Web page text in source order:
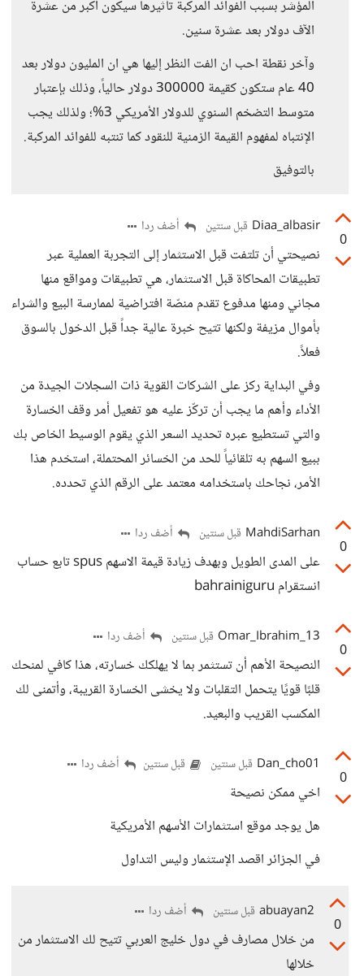
المؤشر بسبب الفوائد المركبة تأثيرها سيكون أكبر من عشرة
الآف دولار بعد عشرة سنين.
وآخر نقطة احب ان الفت النظر إليها هي ان المليون دولار بعد
40 عام ستكون كقيمة 300000 دولار حالياً، وذلك بإعتبار
متوسط التضخم السنوي للدولار الأمريكي 3%؛ ولذلك يجب
الإنتباه لمفهوم القيمة الزمنية للنقود كما تنتبه للفوائد المركبة.
بالتوفيق
0
Diaa_albasir قبل سنتين أضف ردا
نصيحتي أن تلتفت قبل الاستثمار إلى التجربة العملية عبر
تطبيقات المحاكاة قبل الاستثمار، هي تطبيقات ومواقع منها
مجاني ومنها مدفوع تقدم منصّة افتراضية لممارسة البيع والشراء
بأموال مزيفة ولكنها تتيح خبرة عالية جداً قبل الدخول بالسوق
فعلاً.
وفي البداية ركز على الشركات القوية ذات السجلات الجيدة من
الأداء وأهم ما يجب أن تركّز عليه هو تفعيل أمر وقف الخسارة
والتي تستطيع عبره تحديد السعر الذي يقوم الوسيط الخاص بك
ببيع السهم به تلقائياً للحد من الخسائر المحتملة، استخدم هذا
الأمر، نجاحك باستخدامه معتمد على الرقم الذي تحدده.
0
MahdiSarhan قبل سنتين أضف ردا
على المدى الطويل وبهدف زيادة قيمة الاسهم spus تابع حساب
انستقرام bahrainiguru
0
13_Omar_Ibrahim قبل سنتين أضف ردا
النصيحة الأهم أن تستثمر بما لا يهلكك خسارته، هذا كافي لمنحك
قلبًا قويًا يتحمل التقلبات ولا يخشى الخسارة القريبة، وأتمنى لك
المكسب القريب والبعيد.
0
Dan_cho01 قبل سنتين قبل سنتين أضف ردا
اخي ممكن نصيحة
هل يوجد موقع استثمارات الأسهم الأمريكية
في الجزائر اقصد الإستثمار وليس التداول
0
abuayan2 قبل سنتين أضف ردا
من خلال مصارف في دول خليج العربي تتيح لك الاستثمار من
خلالها